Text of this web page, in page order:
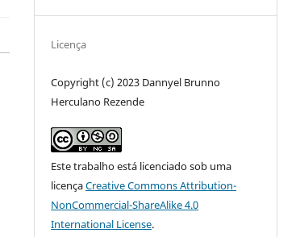
Licença
Copyright (c) 2023 Dannyel Brunno
Herculano Rezende
Este trabalho está licenciado sob uma
licençaCreative Commons Attribution-
NonCommercial-ShareAlike 4.0
International License.